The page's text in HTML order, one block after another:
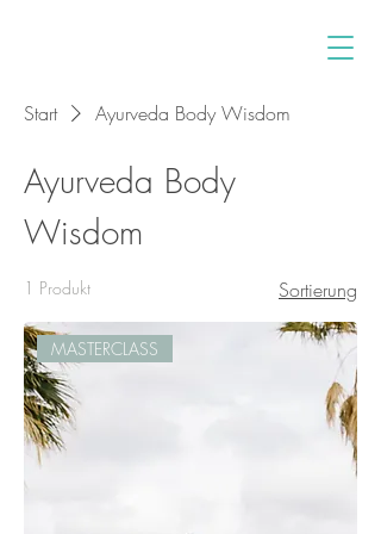
Start Ayurveda Body Wisdom
Ayurveda Body
Wisdom
1 Produkt Sortierung
MASTERCLASS